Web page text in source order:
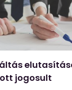
jogosult